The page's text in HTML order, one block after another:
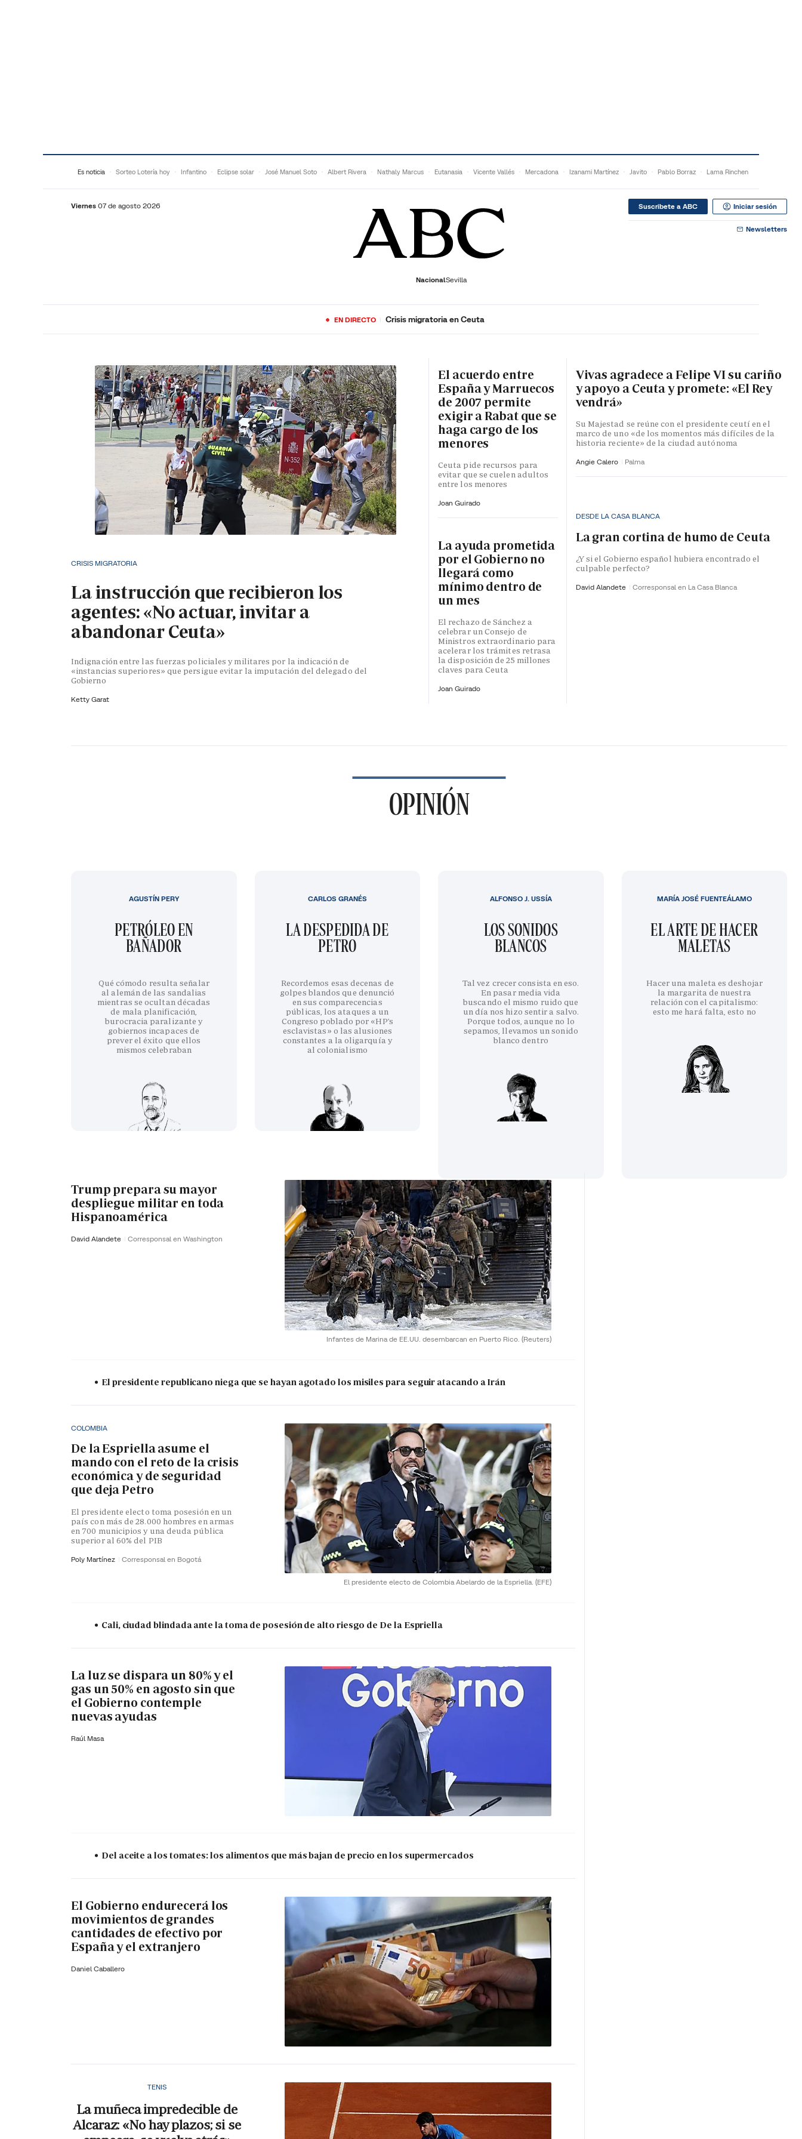
Es noticia Sorteo Lotería hoy Infantino Eclipse solar José Manuel Soto Albert Rivera Nathaly Marcus Eutanasia Vicente Vallés Mercadona Izanami Martínez Javito Pablo Borraz Lama Rinchen
Viernes 07 de agosto 2026
NacionalSevilla
Suscribete a ABC Iniciar sesión
Newsletters
ECONOMÍADEPORTES SOCIEDADCULTURAGENTEPLAY
EN DIRECTO Crisis migratoria en Ceuta
CRISIS MIGRATORIA
La instrucción que recibieron los
agentes: «No actuar, invitar a
abandonar Ceuta»
Indignación entre las fuerzas policiales y militares por la indicación de
«instancias superiores» que persigue evitar la imputación del delegado del
Gobierno
Ketty Garat
El acuerdo entre
España y Marruecos
de 2007 permite
exigir a Rabat que se
haga cargo de los
menores
Ceuta pide recursos para
evitar que se cuelen adultos
entre los menores
Joan Guirado
La ayuda prometida
por el Gobierno no
llegará como
mínimo dentro de
un mes
El rechazo de Sánchez a
celebrar un Consejo de
Ministros extraordinario para
acelerar los trámites retrasa
la disposición de 25 millones
claves para Ceuta
Joan Guirado
Vivas agradece a Felipe VI su cariño
y apoyo a Ceuta y promete: «El Rey
vendrá»
Su Majestad se reúne con el presidente ceutí en el
marco de uno «de los momentos más difíciles de la
historia reciente» de la ciudad autónoma
Angie Calero Palma
DESDE LA CASA BLANCA
La gran cortina de humo de Ceuta
¿Y si el Gobierno español hubiera encontrado el
culpable perfecto?
David Alandete Corresponsal en La Casa Blanca
OPINIÓN
PETRÓLEO EN
BAÑADOR
Qué cómodo resulta señalar
al alemán de las sandalias
mientras se ocultan décadas
de mala planificación,
burocracia paralizante y
gobiernos incapaces de
prever el éxito que ellos
mismos celebraban
AGUSTÍN PERY
LA DESPEDIDA DE
PETRO
Recordemos esas decenas de
golpes blandos que denunció
en sus comparecencias
públicas, los ataques a un
Congreso poblado por «HP’s
esclavistas» o las alusiones
constantes a la oligarquía y
al colonialismo
CARLOS GRANÉS
LOS SONIDOS
BLANCOS
Tal vez crecer consista en eso.
En pasar media vida
buscando el mismo ruido que
un día nos hizo sentir a salvo.
Porque todos, aunque no lo
sepamos, llevamos un sonido
blanco dentro
ALFONSO J. USSÍA
EL ARTE DE HACER
MALETAS
Hacer una maleta es deshojar
la margarita de nuestra
relación con el capitalismo:
esto me hará falta, esto no
MARÍA JOSÉ FUENTEÁLAMO
Infantes de Marina de EE.UU. desembarcan en Puerto Rico. (Reuters)
Trump prepara su mayor
despliegue militar en toda
Hispanoamérica
David Alandete Corresponsal en Washington
El presidente republicano niega que se hayan agotado los misiles para seguir atacando a Irán
El presidente electo de Colombia Abelardo de la Espriella. (EFE)
COLOMBIA
De la Espriella asume el
mando con el reto de la crisis
económica y de seguridad
que deja Petro
El presidente electo toma posesión en un
país con más de 28.000 hombres en armas
en 700 municipios y una deuda pública
superior al 60% del PIB
Poly Martínez Corresponsal en Bogotá
Cali, ciudad blindada ante la toma de posesión de alto riesgo de De la Espriella
La luz se dispara un 80% y el
gas un 50% en agosto sin que
el Gobierno contemple
nuevas ayudas
Raúl Masa
Del aceite a los tomates: los alimentos que más bajan de precio en los supermercados
El Gobierno endurecerá los
movimientos de grandes
cantidades de efectivo por
España y el extranjero
Daniel Caballero
TENIS
La muñeca impredecible de
Alcaraz: «No hay plazos; si se